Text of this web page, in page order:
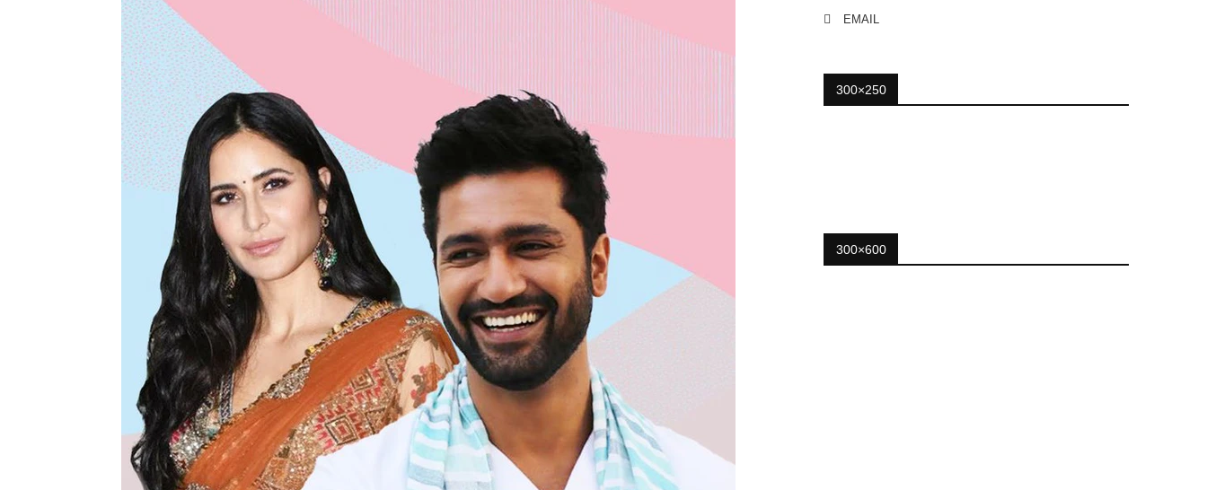
EMAIL
300×250
300×600